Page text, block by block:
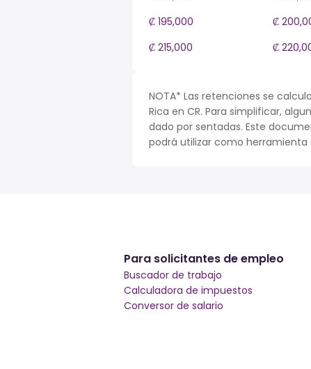
₡ 195,000
₡
₡ 215,000
₡
NOTA* Las retenciones se
Rica en CR. Para simplificar,
dado por sentadas. Este
podrá utilizar como herramienta
Para solicitantes de empleo
Buscador de trabajo
Calculadora de impuestos
Conversor de salario